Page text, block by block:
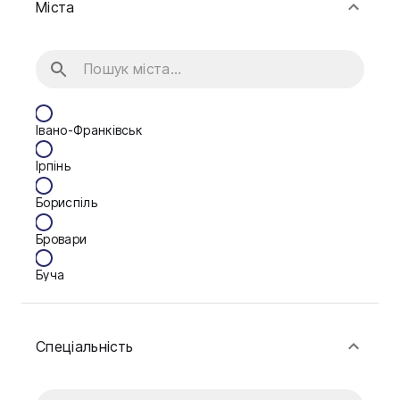
Міста
Івано-Франківськ
Ірпінь
Бориспіль
Бровари
Буча
Васильків
Спеціальність